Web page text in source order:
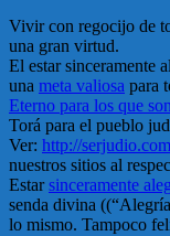
Vivir con regocijo de
una gran virtud.
El estar sinceramente
una meta valiosa para
Eterno para los que
Torá para el pueblo
Ver: http://
nuestros sitios al
Estarsinceramente
senda divina
lo mismo. Tampoco